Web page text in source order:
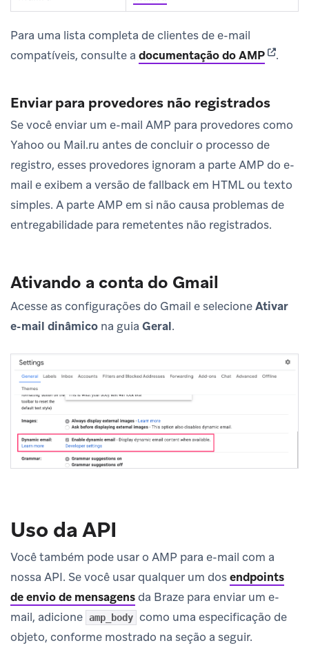
Para uma lista completa de clientes de e-mail
compatíveis, consulte a documentação do AMP(opens
.
Enviar para provedores não registrados
Se você enviar um e-mail AMP para provedores como
Yahoo ou Mail.ru antes de concluir o processo de
registro, esses provedores ignoram a parte AMP do e-
mail e exibem a versão de fallback em HTML ou texto
simples. A parte AMP em si não causa problemas de
entregabilidade para remetentes não registrados.
Ativando a conta do Gmail
Acesse as configurações do Gmail e selecioneAtivar
e-mail dinâmico na guia Geral.
Uso da API
Você também pode usar o AMP para e-mail com a
nossa API. Se você usar qualquer um dosendpoints
de envio de mensagensda Braze para enviar um e-
mail, adicione amp_body como uma especificação de
objeto, conforme mostrado na seção a seguir.